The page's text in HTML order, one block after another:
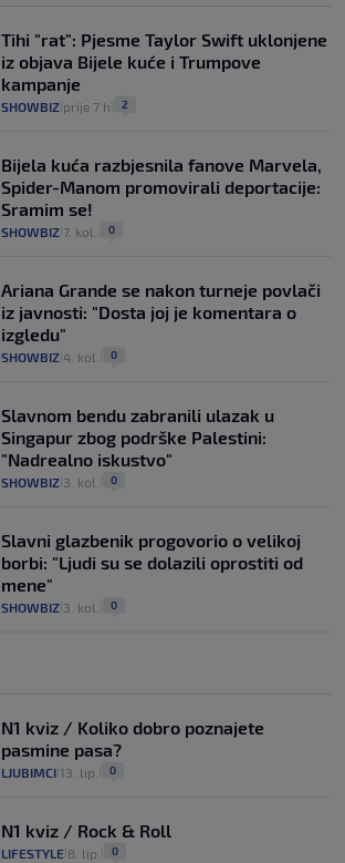
Tihi "rat": Pjesme Taylor Swift uklonjene
iz objava Bijele kuće i Trumpove
kampanje
SHOWBIZ prije 7 h 2
Bijela kuća razbjesnila fanove Marvela,
Spider-Manom promovirali deportacije:
Sramim se!
SHOWBIZ 7. kol. 0
Ariana Grande se nakon turneje povlači
iz javnosti: "Dosta joj je komentara o
izgledu"
SHOWBIZ 4. kol. 0
Slavnom bendu zabranili ulazak u
Singapur zbog podrške Palestini:
"Nadrealno iskustvo"
SHOWBIZ 3. kol. 0
Slavni glazbenik progovorio o velikoj
borbi: "Ljudi su se dolazili oprostiti od
mene"
SHOWBIZ 3. kol. 0
N1 kviz / Koliko dobro poznajete
pasmine pasa?
LJUBIMCI 13. lip. 0
N1 kviz / Rock & Roll
LIFESTYLE 8. lip. 0